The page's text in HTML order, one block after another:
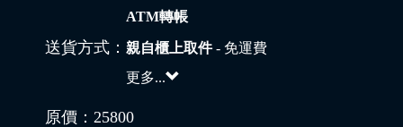
ATM轉帳
送貨方式： 親自櫃上取件- 免運費
更多...
原價： 25800